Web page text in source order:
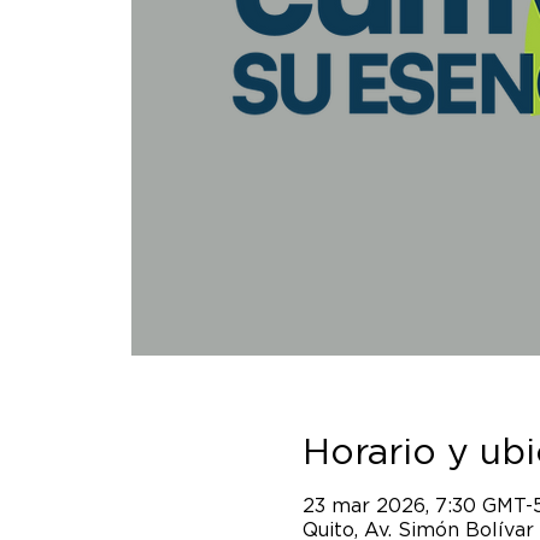
Horario y
23 mar 2026, 7:30 GMT-
Quito, Av. Simón Bolívar